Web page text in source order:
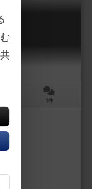
3件
ズ（MESAboardgames）